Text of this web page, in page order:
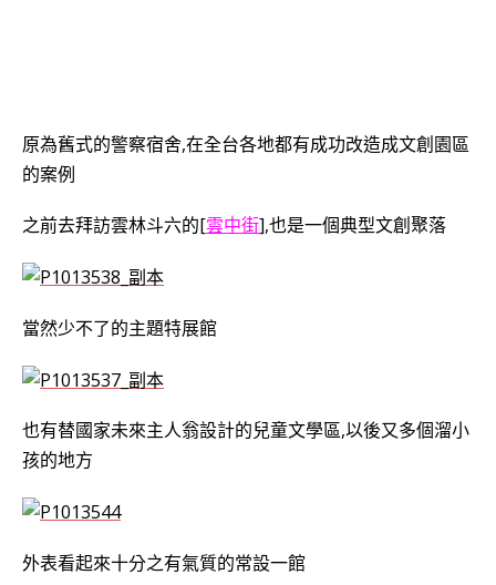
原為舊式的警察宿舍,在全台各地都有成功改造成文創園區
的案例
之前去拜訪雲林斗六的[雲中街],也是一個典型文創聚落
當然少不了的主題特展館
也有替國家未來主人翁設計的兒童文學區,以後又多個溜小
孩的地方
外表看起來十分之有氣質的常設一館